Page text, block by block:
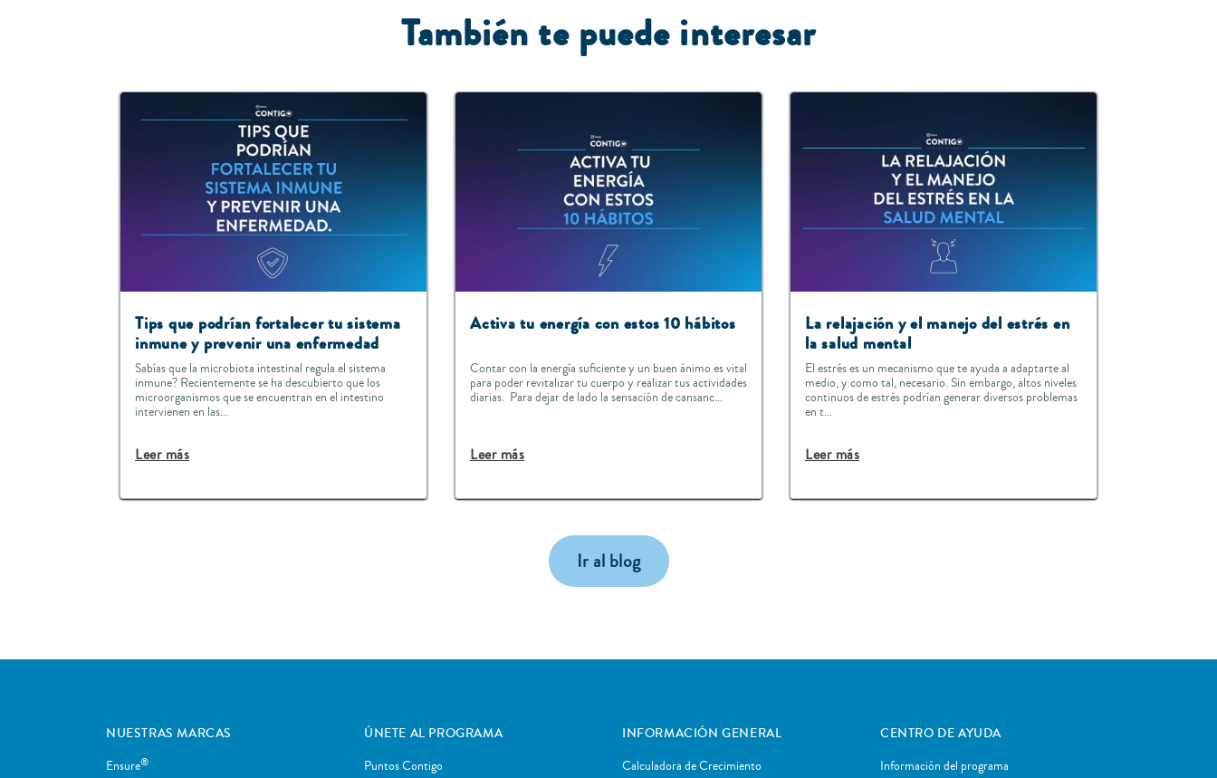
También te puede interesar
Tips que podrían fortalecer tu sistema
inmune y prevenir una enfermedad
Sabías que la microbiota intestinal regula el sistema
inmune? Recientemente se ha descubierto que los
microorganismos que se encuentran en el intestino
intervienen en las...
Leer más
Activa tu energía con estos 10 hábitos
Contar con la energía suficiente y un buen ánimo es vital
para poder revitalizar tu cuerpo y realizar tus actividades
diarias. Para dejar de lado la sensación de cansanc...
Leer más
La relajación y el manejo del estrés en
la salud mental
El estrés es un mecanismo que te ayuda a adaptarte al
medio, y como tal, necesario. Sin embargo, altos niveles
continuos de estrés podrían generar diversos problemas
en t...
Leer más
Ir al blog
NUESTRAS MARCAS
Ensure®
ÚNETE AL PROGRAMA
Puntos Contigo
INFORMACIÓN GENERAL
Calculadora de Crecimiento
CENTRO DE AYUDA
Información del programa